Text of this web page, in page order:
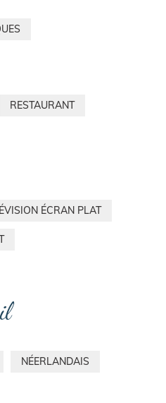
RESTAURANT
ÉCRAN PLAT
NÉERLANDAIS